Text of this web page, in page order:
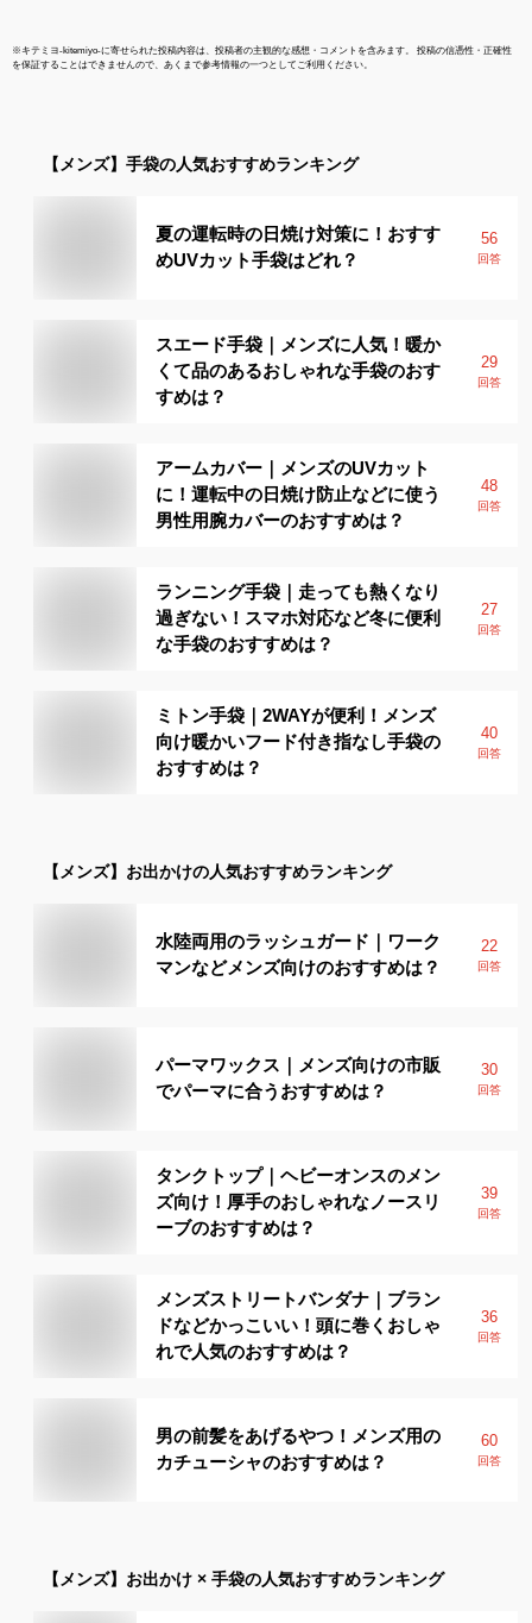
※キテミヨ-kitemiyo-に寄せられた投稿内容は、投稿者の主観的な感想・コメントを含みます。 投稿の信憑性・正確性
を保証することはできませんので、あくまで参考情報の一つとしてご利用ください。
【メンズ】 手袋の人気おすすめランキング
夏の運転時の日焼け対策に！おすす
めUVカット手袋はどれ？
56
回答
スエード手袋｜メンズに人気！暖か
くて品のあるおしゃれな手袋のおす
すめは？
29
回答
アームカバー｜メンズのUVカット
に！運転中の日焼け防止などに使う
男性用腕カバーのおすすめは？
48
回答
ランニング手袋｜走っても熱くなり
過ぎない！スマホ対応など冬に便利
な手袋のおすすめは？
27
回答
ミトン手袋｜2WAYが便利！メンズ
向け暖かいフード付き指なし手袋の
おすすめは？
40
回答
【メンズ】 お出かけの人気おすすめランキング
水陸両用のラッシュガード｜ワーク
マンなどメンズ向けのおすすめは？
22
回答
パーマワックス｜メンズ向けの市販
でパーマに合うおすすめは？
30
回答
タンクトップ｜ヘビーオンスのメン
ズ向け！厚手のおしゃれなノースリ
ーブのおすすめは？
39
回答
メンズストリートバンダナ｜ブラン
ドなどかっこいい！頭に巻くおしゃ
れで人気のおすすめは？
36
回答
男の前髪をあげるやつ！メンズ用の
カチューシャのおすすめは？
60
回答
【メンズ】 お出かけ × 手袋の人気おすすめランキング